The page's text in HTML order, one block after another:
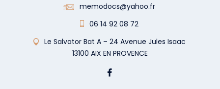
memodocs@yahoo.fr
06 14 92 08 72
Le Salvator Bat A – 24 Avenue Jules Isaac
13100 AIX EN PROVENCE